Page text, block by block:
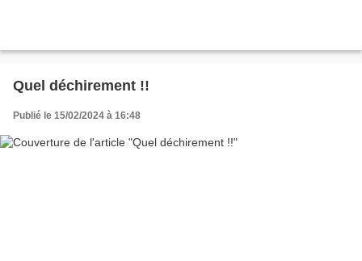
Quel déchirement !!
Publié le 15/02/2024 à 16:48